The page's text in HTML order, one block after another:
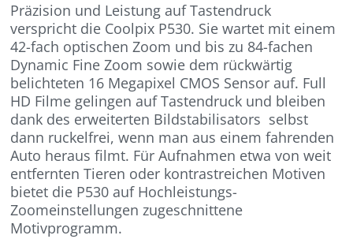
Präzision und Leistung auf Tastendruck
verspricht die Coolpix P530. Sie wartet mit einem
42-fach optischen Zoom und bis zu 84-fachen
Dynamic Fine Zoom sowie dem rückwärtig
belichteten 16 Megapixel CMOS Sensor auf. Full
HD Filme gelingen auf Tastendruck und bleiben
dank des erweiterten Bildstabilisators selbst
dann ruckelfrei, wenn man aus einem fahrenden
Auto heraus filmt. Für Aufnahmen etwa von weit
entfernten Tieren oder kontrastreichen Motiven
bietet die P530 auf Hochleistungs-
Zoomeinstellungen zugeschnittene
Motivprogramm.